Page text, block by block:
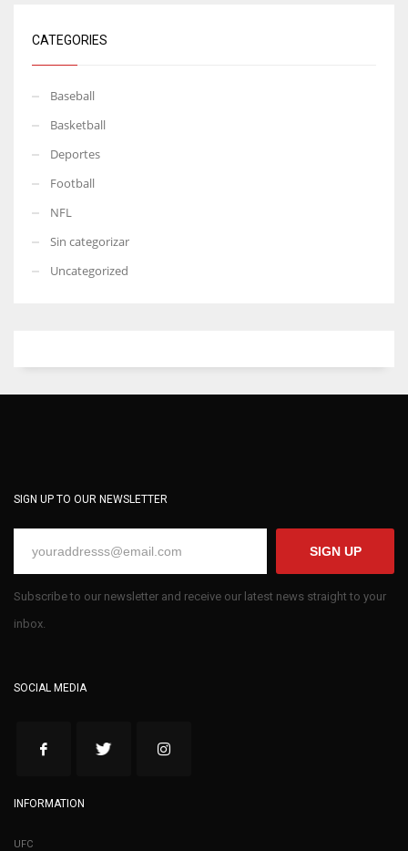
CATEGORIES
Baseball
Basketball
Deportes
Football
NFL
Sin categorizar
Uncategorized
SIGN UP TO OUR NEWSLETTER
SIGN UP
Subscribe to our newsletter and receive our latest news straight to your
inbox.
SOCIAL MEDIA
INFORMATION
UFC